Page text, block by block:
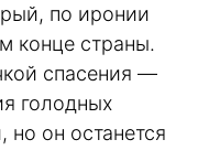
по иронии
конце страны.
спасения —
голодных
он останется